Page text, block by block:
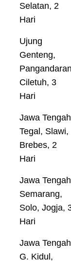
Selatan, 2
Hari
Ujung
Genteng,
Ciletuh, 3
Hari
Jawa
Tegal, Slawi,
Brebes, 2
Hari
Jawa
Semarang,
Solo, Jogja,
Hari
Jawa
G. Kidul,